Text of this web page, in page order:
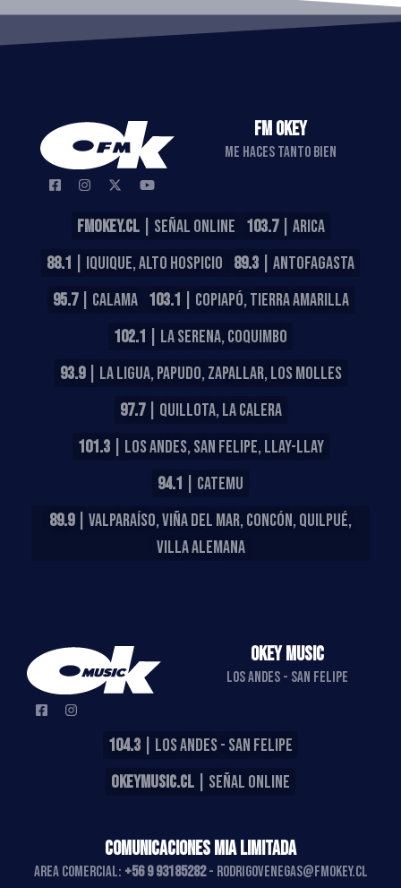
FM OKEY
ME HACES TANTO BIEN
FMOKEY.CL| SEÑAL ONLINE 103.7| ARICA
88.1 | IQUIQUE, ALTO HOSPICIO 89.3 | ANTOFAGASTA
95.7| CALAMA 103.1 | COPIAPÓ, TIERRA AMARILLA
102.1 | LA SERENA, COQUIMBO
93.9| LA LIGUA, PAPUDO, ZAPALLAR, LOS MOLLES
97.7| QUILLOTA, LA CALERA
101.3| LOS ANDES, SAN FELIPE, LLAY-LLAY
94.1 | CATEMU
89.9| VALPARAÍSO, VIÑA DEL MAR, CONCÓN, QUILPUÉ,
VILLA ALEMANA
OKEY MUSIC
LOS ANDES - SAN FELIPE
104.3 | LOS ANDES - SAN FELIPE
OKEYMUSIC.CL | SEÑAL ONLINE
COMUNICACIONES MIA LIMITADA
AREA COMERCIAL: +56 9 93185282- rodrigovenegas@fmokey.cl